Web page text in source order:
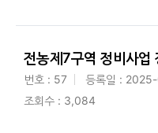
전농제7구역 정비사업
번호 : 57 등록일 :
조회수 : 3,084